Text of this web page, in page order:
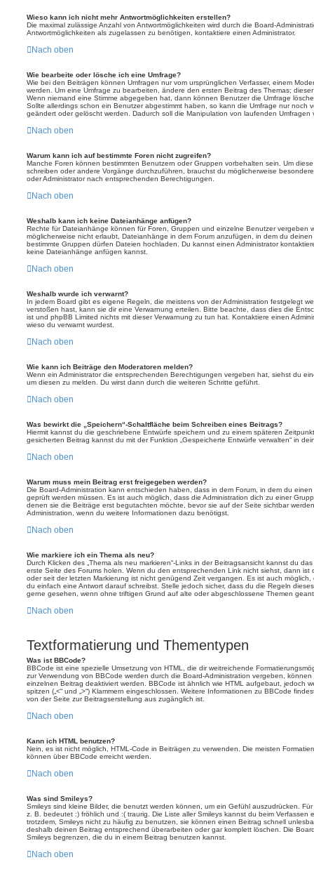
Wieso kann ich nicht mehr Antwortmöglichkeiten erstellen?
Die maximal zulässige Anzahl von Antwortmöglichkeiten wird durch die Board-
Antwortmöglichkeiten als zugelassen zu benötigen, kontaktiere einen Administrator.
Nach oben
Wie bearbeite oder lösche ich eine Umfrage?
Wie bei den Beiträgen können Umfragen nur vom ursprünglichen Verfasser, einem
werden. Um eine Umfrage zu bearbeiten, ändere den ersten Beitrag des Themas;
Wenn niemand eine Stimme abgegeben hat, dann können Benutzer die Umfrage
Sollte allerdings schon ein Benutzer abgestimmt haben, so kann die Umfrage nur noch
geändert oder gelöscht werden. Dadurch soll die Manipulation von laufenden Umfragen
Nach oben
Warum kann ich auf bestimmte Foren nicht zugreifen?
Manche Foren können bestimmten Benutzern oder Gruppen vorbehalten sein. Um
schreiben oder andere Vorgänge durchzuführen, brauchst du möglicherweise
oder Administrator nach entsprechenden Berechtigungen.
Nach oben
Weshalb kann ich keine Dateianhänge anfügen?
Rechte für Dateianhänge können für Foren, Gruppen und einzelne Benutzer vergeben
möglicherweise nicht erlaubt, Dateianhänge in dem Forum anzufügen, in dem du
bestimmte Gruppen dürfen Dateien hochladen. Du kannst einen Administrator
keine Dateianhänge anfügen kannst.
Nach oben
Weshalb wurde ich verwarnt?
In jedem Board gibt es eigene Regeln, die meistens von der Administration festgelegt
verstoßen hast, kann sie dir eine Verwarnung erteilen. Bitte beachte, dass dies die
ist und phpBB Limited nichts mit dieser Verwarnung zu tun hat. Kontaktiere einen
wieso du verwarnt wurdest.
Nach oben
Wie kann ich Beiträge den Moderatoren melden?
Wenn ein Administrator die entsprechenden Berechtigungen vergeben hat, siehst du
um diesen zu melden. Du wirst dann durch die weiteren Schritte geführt.
Nach oben
Was bewirkt die „Speichern“-Schaltfläche beim Schreiben eines Beitrags?
Hiermit kannst du die geschriebene Entwürfe speichern und zu einem späteren
gesicherten Beitrag kannst du mit der Funktion „Gespeicherte Entwürfe verwalten“ in
Nach oben
Warum muss mein Beitrag erst freigegeben werden?
Die Board-Administration kann entschieden haben, dass in dem Forum, in dem du
geprüft werden müssen. Es ist auch möglich, dass die Administration dich zu einer
denen sie die Beiträge erst begutachten möchte, bevor sie auf der Seite sichtbar
Administration, wenn du weitere Informationen dazu benötigst.
Nach oben
Wie markiere ich ein Thema als neu?
Durch Klicken des „Thema als neu markieren“-Links in der Beitragsansicht kannst du
erste Seite des Forums holen. Wenn du den entsprechenden Link nicht siehst, dann ist
oder seit der letzten Markierung ist nicht genügend Zeit vergangen. Es ist auch
du einfach eine Antwort darauf schreibst. Stelle jedoch sicher, dass du die Regeln
gerne gesehen, wenn ohne triftigen Grund auf alte oder abgeschlossene Themen
Nach oben
Textformatierung und Thementypen
Was ist BBCode?
BBCode ist eine spezielle Umsetzung von HTML, die dir weitreichende
zur Verwendung von BBCode werden durch die Board-Administration vergeben,
einzelnen Beitrag deaktiviert werden. BBCode ist ähnlich wie HTML aufgebaut, jedoch
spitzen („<“ und „>“) Klammern eingeschlossen. Weitere Informationen zu BBCode
von der Seite zur Beitragserstellung aus zugänglich ist.
Nach oben
Kann ich HTML benutzen?
Nein, es ist nicht möglich, HTML-Code in Beiträgen zu verwenden. Die meisten
können über BBCode erreicht werden.
Nach oben
Was sind Smileys?
Smileys sind kleine Bilder, die benutzt werden können, um ein Gefühl auszudrücken.
z. B. bedeutet :) fröhlich und :( traurig. Die Liste aller Smileys kannst du beim Verfassen
trotzdem, Smileys nicht zu häufig zu benutzen, sie können einen Beitrag schnell
deshalb deinen Beitrag entsprechend überarbeiten oder gar komplett löschen. Die
Smileys begrenzen, die du in einem Beitrag benutzen kannst.
Nach oben